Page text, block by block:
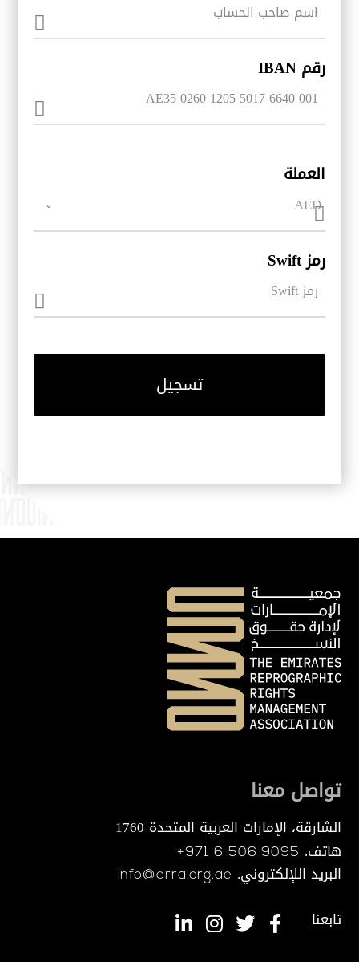
رقم IBAN
العملة
AED
رمز Swift
تسجيل
تواصل معنا
الشارقة، الإمارات العربية المتحدة 1760
هاتف. +971 6 506 9095
البريد اللإلكتروني. info@erra.org.ae
تابعنا